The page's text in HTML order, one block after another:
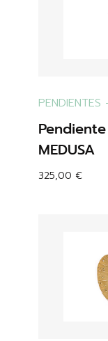
PENDIENTES
MEDUSA
325,00 €